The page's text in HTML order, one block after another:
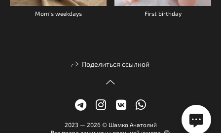
Mom's weekdays First birthday
Поделиться ссылкой
2023 — 2026 © Шамко Анатолий